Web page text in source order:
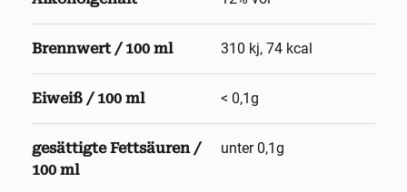
Brennwert / 100 ml 310 kj, 74 kcal
Eiweiß / 100 ml < 0,1g
gesättigte Fettsäuren /
100 ml
unter 0,1g